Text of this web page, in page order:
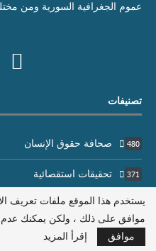
عموم الجغرافية السورية ومن
تصنيفات
صحافة حقوق الإنسان 480
تحقيقات استقصائية 371
قصص وشهادات 39
قصص مكتوبة 109
يستخدم هذا الموقع ملفات تعريف
موافق على ذلك ، ولكن يمكنك
موافق
إقرأ المزيد